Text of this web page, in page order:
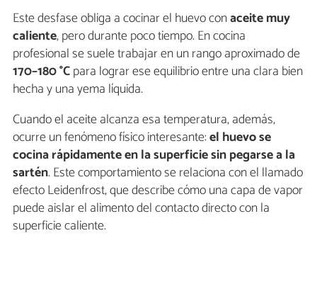
Este desfase obliga a cocinar el huevo conaceite muy
caliente, pero durante poco tiempo. En cocina
profesional se suele trabajar en un rango aproximado de
170–180 °Cpara lograr ese equilibrio entre una clara bien
hecha y una yema líquida.
Cuando el aceite alcanza esa temperatura, además,
ocurre un fenómeno físico interesante:el huevo se
cocina rápidamente en la superficie sin pegarse a la
sartén. Este comportamiento se relaciona con el llamado
efecto Leidenfrost, que describe cómo una capa de vapor
puede aislar el alimento del contacto directo con la
superficie caliente.